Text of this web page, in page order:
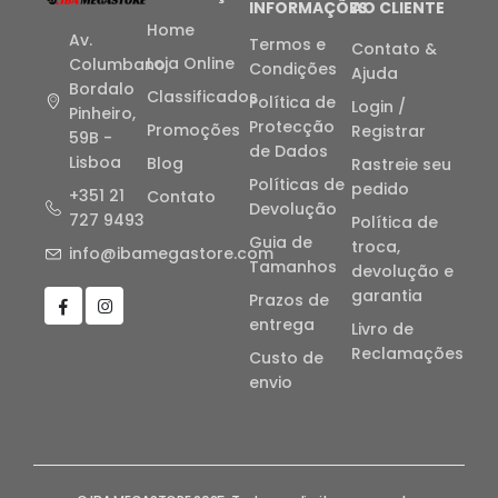
Av.
Columbano
Bordalo
Pinheiro,
59B -
Lisboa
+351 21
727 9493
info@ibamegastore.com
Home
Loja Online
Classificados
Promoções
Blog
Contato
INFORMAÇÕES
Termos e
Condições
Política de
Protecção
de Dados
Políticas de
Devolução
Guia de
Tamanhos
Prazos de
entrega
Custo de
envio
AO CLIENTE
Contato &
Ajuda
Login /
Registrar
Rastreie seu
pedido
Política de
troca,
devolução e
garantia
Livro de
Reclamações